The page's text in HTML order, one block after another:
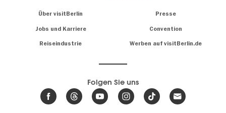
Über visitBerlin Presse
Jobs und Karriere Convention
Reiseindustrie Werben auf visitBerlin.de
sind
für Sie da.
Tickets
Wir haben den
Insidertipps
Folgen Sie uns